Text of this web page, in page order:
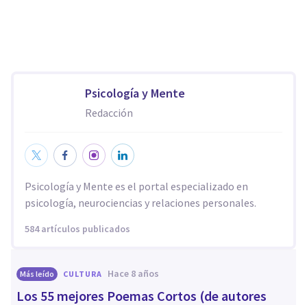
Psicología y Mente
Redacción
Psicología y Mente es el portal especializado en
psicología, neurociencias y relaciones personales.
584 artículos publicados
Más leído CULTURA hace 8 años
Los 55 mejores Poemas Cortos (de autores